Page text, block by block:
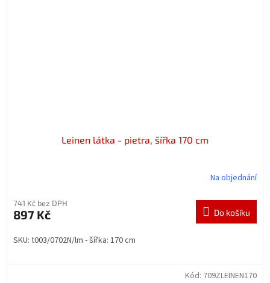
Leinen látka - pietra, šířka 170 cm
Na objednání
741 Kč bez DPH
897 Kč Do košíku
SKU: t003/0702N/lm - šířka: 170 cm
Kód: 709ZLEINEN170